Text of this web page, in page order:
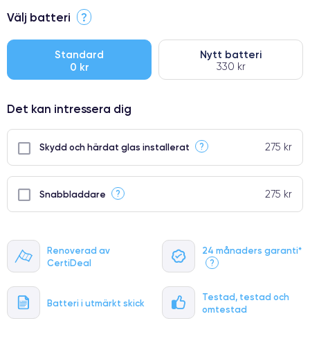
Renoverad av
CertiDeal
24 månaders garanti*
?
Batteri i utmärkt skick
Testad, testad och
omtestad
⭐ Premium
● Oklanderlig kvalitetsskärm
● Endast 5% av våra telefoner har premiumklassning
Välj batteri ?
Standard
0 kr
Nytt batteri
330 kr
Det kan intressera dig
Skydd och härdat glas installerat ? 275 kr
Snabbladdare ? 275 kr